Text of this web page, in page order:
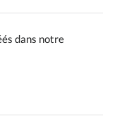
dans notre